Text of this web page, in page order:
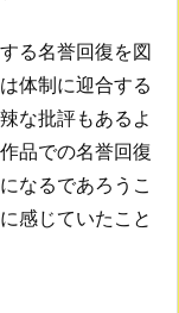
る名誉回復を図
体制に迎合する
な批評もあるよ
品での名誉回復
なるであろうこ
感じていたこと